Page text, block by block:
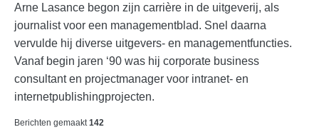
Arne Lasance begon zijn carrière in de uitgeverij, als
journalist voor een managementblad. Snel daarna
vervulde hij diverse uitgevers- en managementfuncties.
Vanaf begin jaren ‘90 was hij corporate business
consultant en projectmanager voor intranet- en
internetpublishingprojecten.
Berichten gemaakt 142